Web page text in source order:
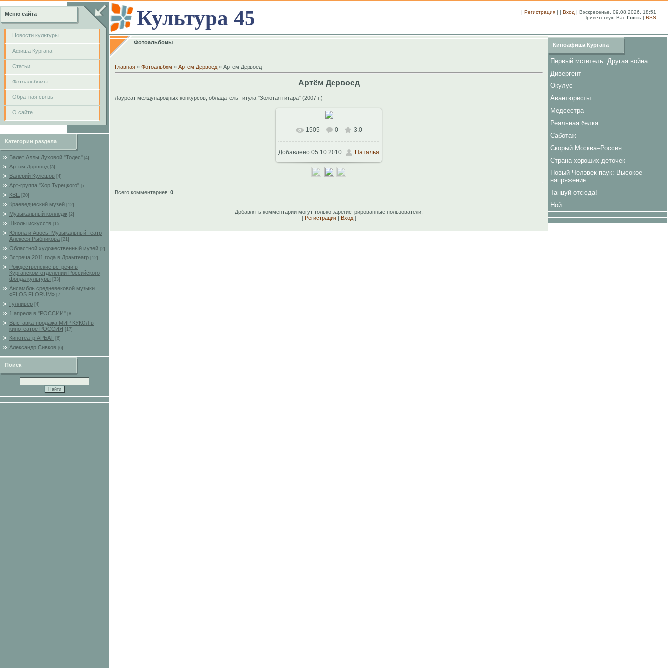
Меню сайта
Новости культуры
Афиша Кургана
Cтатьи
Фотоальбомы
Обратная связь
О сайте
Категории раздела
Балет Аллы Духовой "Тодес" [4]
Артём Дервоед [3]
Валерий Кулешов [4]
Арт-группа "Хор Турецкого" [7]
КВЦ [20]
Краеведческий музей [12]
Музыкальный колледж [2]
Школы искусств [15]
Юнона и Авось. Музыкальный театр
Алексея Рыбникова
[21]
Областной художественный музей [2]
Встреча 2011 года в Драмтеатр [12]
Рождественские встречи в
Курганском отделении Российского
фонда культуры
[33]
Ансамбль средневековой музыки
«FLOS FLORUM» [7]
Гулливер [4]
1 апреля в "РОССИИ" [8]
Выставка-продажа МИР КУКОЛ в
кинотеатре РОССИЯ
[17]
Кинотеатр АРБАТ [6]
Александр Сивков [6]
Поиск
Культура 45 | Регистрация | | Вход | Воскресенье, 09.08.2026, 18:51
Приветствую Вас Гость | RSS
Фотоальбомы
Главная » Фотоальбом » Артём Дервоед » Артём Дервоед
Артём Дервоед
Лауреат международных конкурсов, обладатель титула "Золотая гитара" (2007 г.)
1505 0 3.0
Добавлено 05.10.2010 Наталья
Всего комментариев: 0
Добавлять комментарии могут только зарегистрированные пользователи.
[ Регистрация| Вход]
Киноафиша Кургана
Первый мститель: Другая война
Дивергент
Окулус
Авантюристы
Медсестра
Реальная белка
Саботаж
Скорый Москва–Россия
Страна хороших деточек
Новый Человек-паук: Высокое
напряжение
Танцуй отсюда!
Ной